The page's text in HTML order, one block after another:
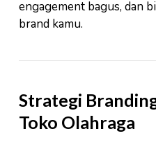
engagement bagus, dan
brand kamu.
Strategi
Toko Olahraga